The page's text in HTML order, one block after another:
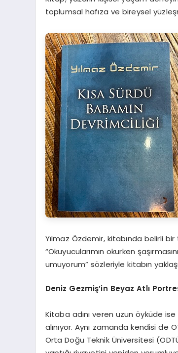
toplumsal hafıza ve bireysel
Yılmaz Özdemir, kitabında belirli
“Okuyucularımın okurken
umuyorum” sözleriyle kitabın
Deniz Gezmiş’in Beyaz Atlı
Kitaba adını veren uzun öyküde
alınıyor. Aynı zamanda kendisi de
Orta Doğu Teknik Üniversitesi